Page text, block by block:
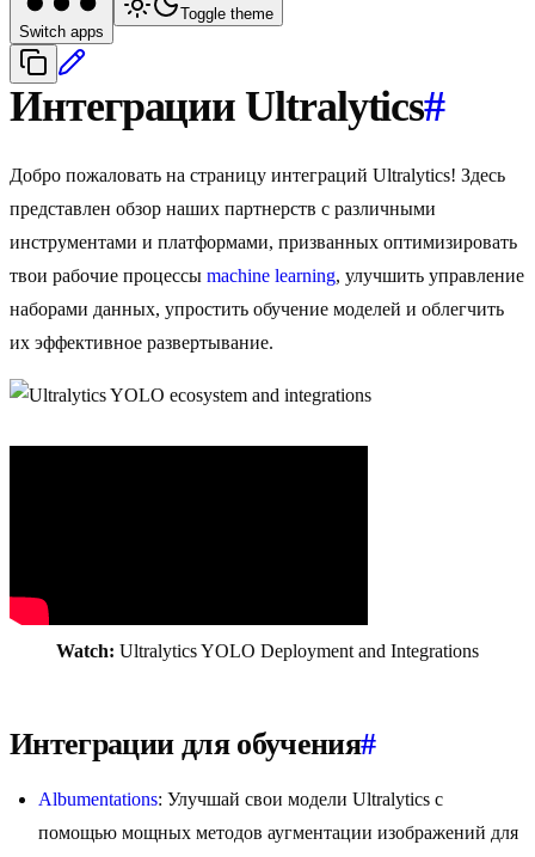
Switch apps
Toggle theme
Интеграции Ultralytics#
Добро пожаловать на страницу интеграций Ultralytics! Здесь
представлен обзор наших партнерств с различными
инструментами и платформами, призванных оптимизировать
твои рабочие процессы machine learning, улучшить управление
наборами данных, упростить обучение моделей и облегчить
их эффективное развертывание.
Watch: Ultralytics YOLO Deployment and Integrations
Интеграции для обучения#
Albumentations: Улучшай свои модели Ultralytics с
помощью мощных методов аугментации изображений для